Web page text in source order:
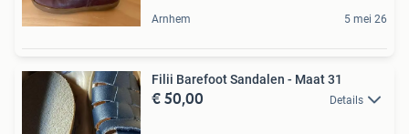
Arnhem 5 mei 26
Filii Barefoot Sandalen - Maat 31
€ 50,00 Details